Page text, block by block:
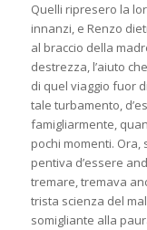
Quelli ripresero la
innanzi, e Renzo
al braccio della
destrezza, l’aiuto
di quel viaggio fuor
tale turbamento,
famigliarmente,
pochi momenti.
pentiva d’essere
tremare, tremava
trista scienza del
somigliante alla